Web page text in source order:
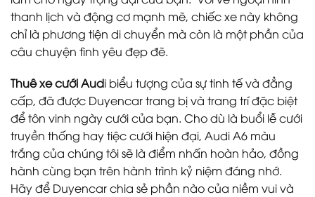
thanh lịch và động cơ mạnh mẽ, chiếc xe này không
chỉ là phương tiện di chuyển mà còn là một phần của
câu chuyện tình yêu đẹp đẽ.
Thuê xe cưới Audi biểu tượng của sự tinh tế và đẳng
cấp, đã được Duyencar trang bị và trang trí đặc biệt
để tôn vinh ngày cưới của bạn. Cho dù là buổi lễ cưới
truyền thống hay tiệc cưới hiện đại, Audi A6 màu
trắng của chúng tôi sẽ là điểm nhấn hoàn hảo, đồng
hành cùng bạn trên hành trình kỷ niệm đáng nhớ.
Hãy để Duyencar chia sẻ phần nào của niềm vui và